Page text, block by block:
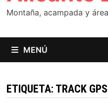
Montaña, acampada y
MENÚ
ETIQUETA: TRACK